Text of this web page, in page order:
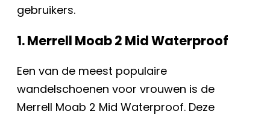
gebruikers.
1. Merrell Moab 2 Mid Waterproof
Een van de meest populaire
wandelschoenen voor vrouwen is de
Merrell Moab 2 Mid Waterproof. Deze